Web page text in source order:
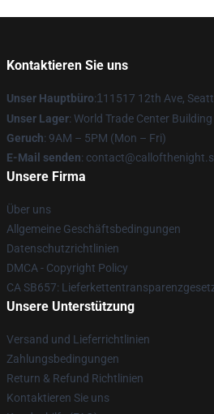
Kontaktieren Sie uns
Unser Hauptbüro:1 11517 12th Ave,
Unser Lager: World Trade Center
Geruch: 9AM – 5PM (Mon – Fri)
E-Mail senden:
Unsere Firma
Über uns
Allgemeine Geschäftsbedingungen
Datenschutzrichtlinien
DMCA - Copyright Policy
CA SB657:
Unsere Unterstützung
Versand und Lieferrichtlinien
Zahlungsbedingungen
Return & Refund Richtlinien
Kontaktieren Sie uns